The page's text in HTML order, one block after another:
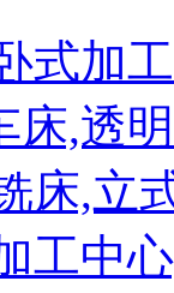
式加
床,透
床,立
工中